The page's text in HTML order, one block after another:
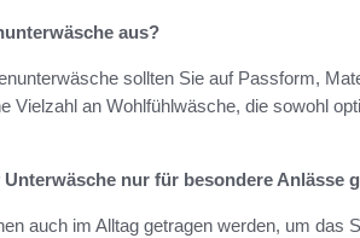
aus?
sollten Sie auf Passform,
Vielzahl an Wohlfühlwäsche, die sowohl
nur für besondere Anlässe
auch im Alltag getragen werden, um das